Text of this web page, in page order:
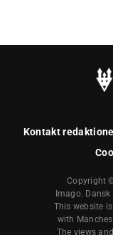
Kontakt
Copyright
Imago.
This website
with
The views